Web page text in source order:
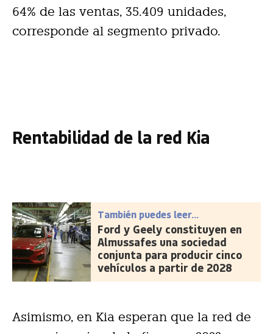
64% de las ventas, 35.409 unidades,
corresponde al segmento privado.
Rentabilidad de la red Kia
También puedes leer...
Ford y Geely constituyen en
Almussafes una sociedad
conjunta para producir cinco
vehículos a partir de 2028
Asimismo, en Kia esperan que la red de